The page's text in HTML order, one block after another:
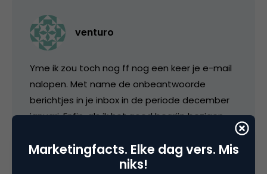
venturo
Yme ik zou toch nog ff nog een keer je e-mail
nalopen. Met name de onbeantwoorde
berichtjes in je inbox in de periode december
januari. Enfin, als ik het goed begrijp bezigen
marketingopportunisme? Jullie stappen in de
trein zonder een vooraf bepaald traject of
Marketingfacts. Elke dag vers. Mis
niks!